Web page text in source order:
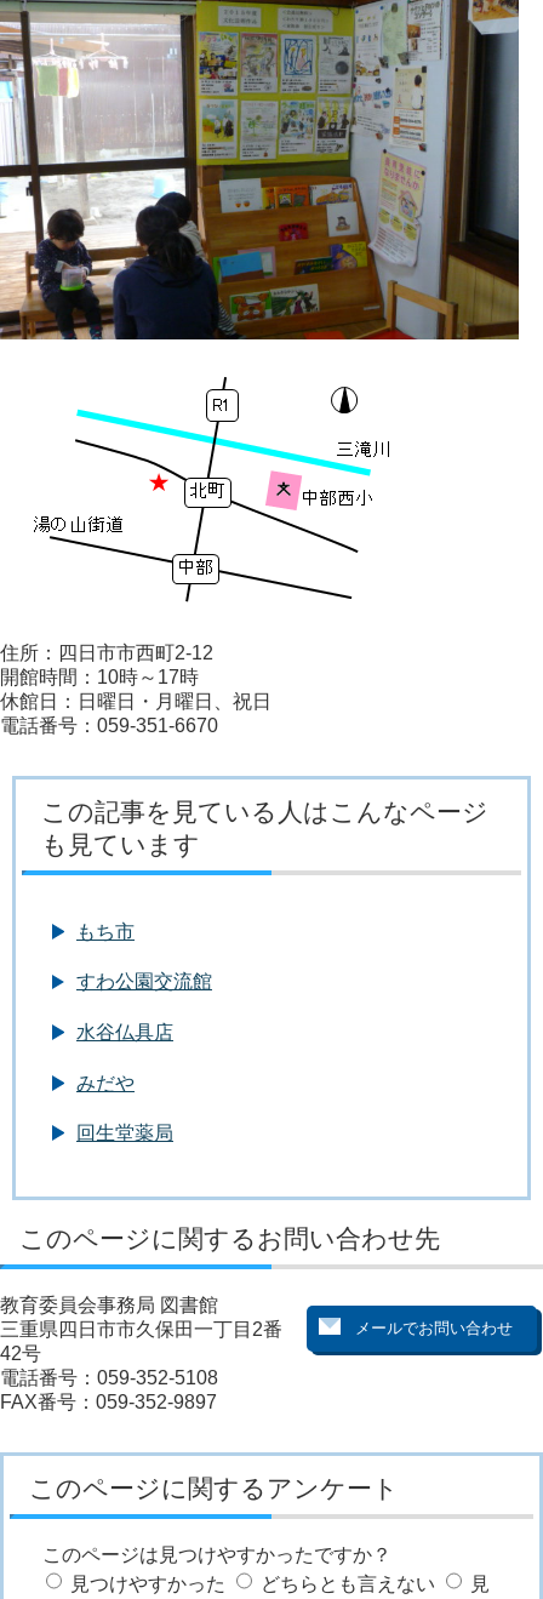
住所：四日市市西町2-12
開館時間：10時～17時
休館日：日曜日・月曜日、祝日
電話番号：059-351-6670
この記事を見ている人はこんなページ
も見ています
もち市
すわ公園交流館
水谷仏具店
みだや
回生堂薬局
このページに関するお問い合わせ先
教育委員会事務局 図書館
三重県四日市市久保田一丁目2番
42号
電話番号：059-352-5108
FAX番号：059-352-9897
このページに関するアンケート
このページは見つけやすかったですか？
見つけやすかった
どちらとも言えない
見